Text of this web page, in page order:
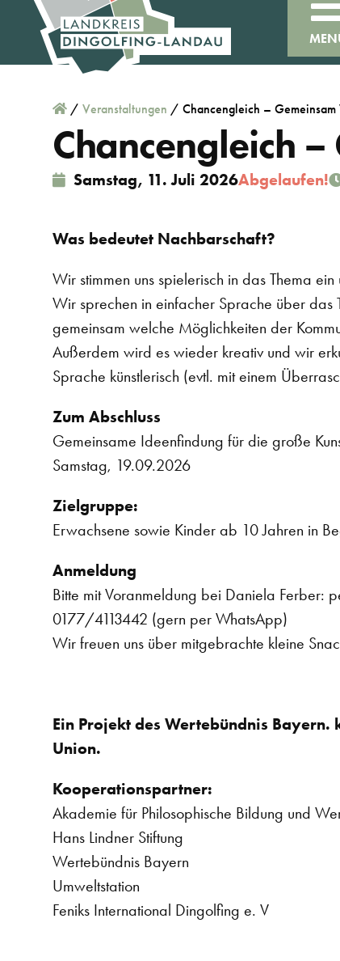
/ Veranstaltungen / Chancengleich –
Chancengleich
Samstag, 11. Juli 2026Abgelaufen!
Was bedeutet Nachbarschaft?
Wir stimmen uns spielerisch in das Thema
Wir sprechen in einfacher Sprache über
gemeinsam welche Möglichkeiten der
Außerdem wird es wieder kreativ und wir
Sprache künstlerisch (evtl. mit einem
Zum Abschluss
Gemeinsame Ideenfindung für die große
Samstag, 19.09.2026
Zielgruppe:
Erwachsene sowie Kinder ab 10 Jahren in
Anmeldung
Bitte mit Voranmeldung bei Daniela Ferber:
0177/4113442 (gern per WhatsApp)
Wir freuen uns über mitgebrachte kleine
Ein Projekt des Wertebündnis
Union.
Kooperationspartner:
Akademie für Philosophische Bildung und
Hans Lindner Stiftung
Wertebündnis Bayern
Umweltstation
Feniks International Dingolfing e. V